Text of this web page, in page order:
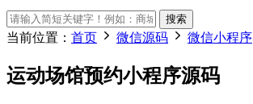
搜索
当前位置： 首页 微信源码 微信小程序
运动场馆预约小程序源码